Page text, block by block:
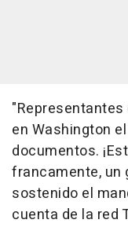
"Representantes
en Washington
documentos.
francamente, un
sostenido el
cuenta de la red